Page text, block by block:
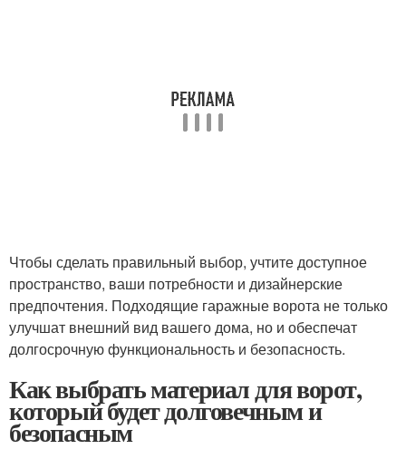
Чтобы сделать правильный выбор, учтите доступное
пространство, ваши потребности и дизайнерские
предпочтения. Подходящие гаражные ворота не только
улучшат внешний вид вашего дома, но и обеспечат
долгосрочную функциональность и безопасность.
Как выбрать материал для ворот,
который будет долговечным и
безопасным